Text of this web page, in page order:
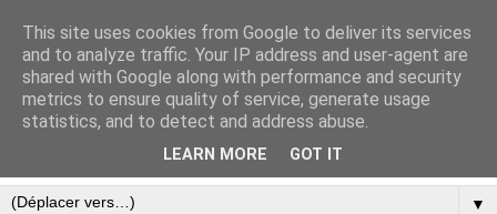
▼
This site uses cookies from Google to deliver its services
and to analyze traffic. Your IP address and user-agent are
shared with Google along with performance and security
metrics to ensure quality of service, generate usage
statistics, and to detect and address abuse.
LEARN MORE GOT IT